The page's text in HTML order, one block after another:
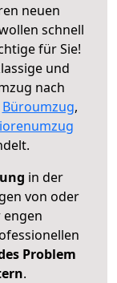
neuen
schnell
für Sie!
und
nach
Büroumzug,
in der
von oder
engen
Problem
.